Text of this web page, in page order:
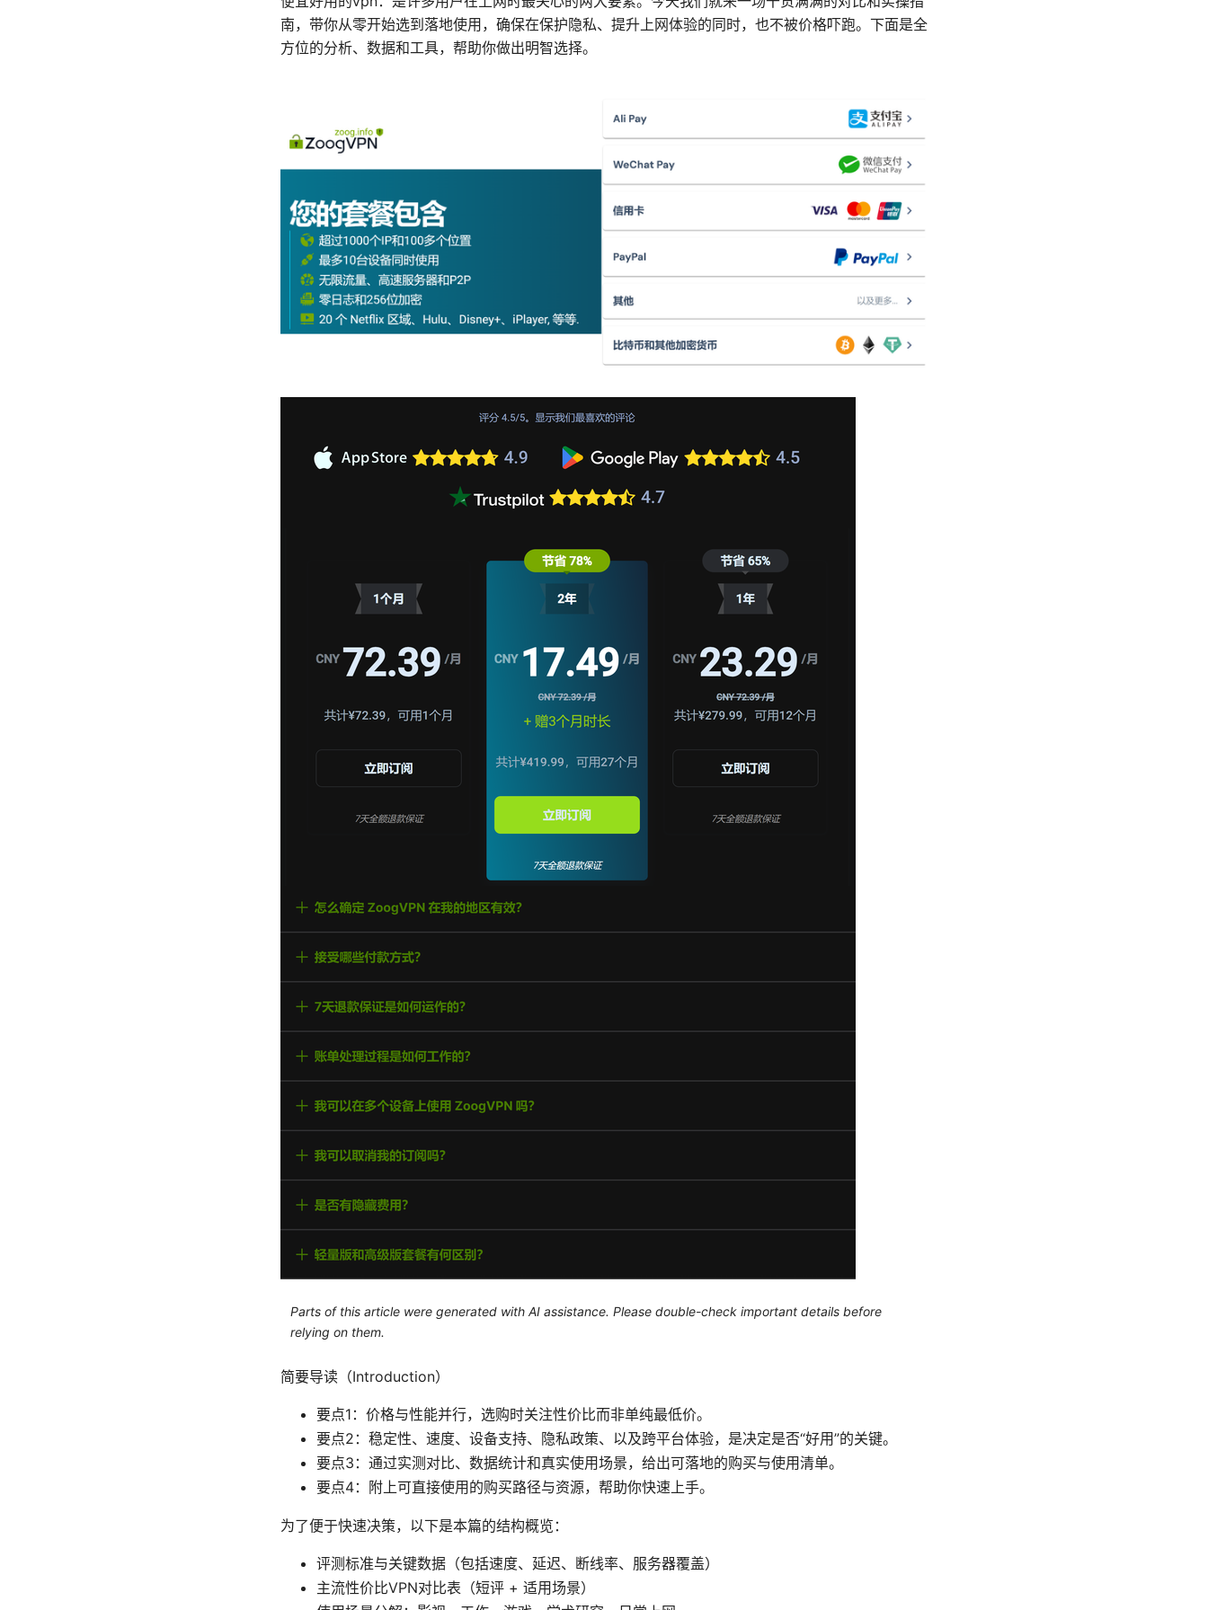
南，带你从零开始选到落地使用，确保在保护隐私、提升上网体验的同时，也不被价格吓跑。下面是全
方位的分析、数据和工具，帮助你做出明智选择。
Parts of this article were generated with AI assistance. Please double-check important details before
relying on them.
简要导读（Introduction）
要点1：价格与性能并行，选购时关注性价比而非单纯最低价。
要点2：稳定性、速度、设备支持、隐私政策、以及跨平台体验，是决定是否“好用”的关键。
要点3：通过实测对比、数据统计和真实使用场景，给出可落地的购买与使用清单。
要点4：附上可直接使用的购买路径与资源，帮助你快速上手。
为了便于快速决策，以下是本篇的结构概览：
评测标准与关键数据（包括速度、延迟、断线率、服务器覆盖）
主流性价比VPN对比表（短评 + 适用场景）